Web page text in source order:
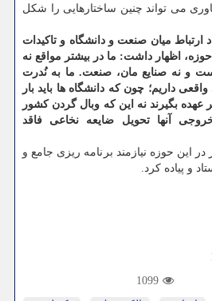
می تواند چنین ساختارهایی را شکل
ارتباط میان صنعت و دانشگاه و تاکیدات
اظهار داشت: ما در بیشتر مواقع نه
و نه صنایع مان، صنعت. ما به نُدرت
داریم؛ چون که دانشگاه ها باید بار
بگیرند نه این که وبال گردن کشور
آنها تحویل ضایعه نخاعی فاقد
این حوزه نیازمند برنامه ریزی جامع و
و پیاده کرد.
1099